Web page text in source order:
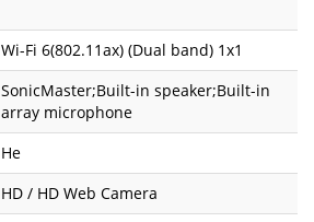
Wi-Fi 6(802.11ax) (Dual band) 1x1
SonicMaster;Built-in speaker;Built-in
array microphone
Не
HD / HD Web Camera